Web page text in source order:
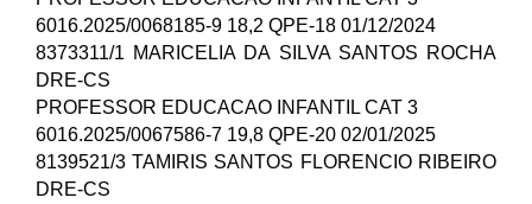
6016.2025/0068185-9 18,2 QPE-18 01/12/2024
8373311/1 MARICELIA DA SILVA SANTOS ROCHA
DRE-CS
PROFESSOR EDUCACAO INFANTIL CAT 3
6016.2025/0067586-7 19,8 QPE-20 02/01/2025
8139521/3 TAMIRIS SANTOS FLORENCIO RIBEIRO
DRE-CS